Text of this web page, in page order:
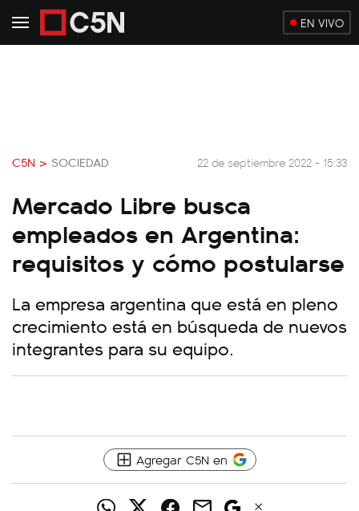
EN VIVO
C5N > SOCIEDAD 22 de septiembre 2022 - 15:33
Mercado Libre busca
empleados en Argentina:
requisitos y cómo postularse
La empresa argentina que está en pleno
crecimiento está en búsqueda de nuevos
integrantes para su equipo.
Agregar C5N en